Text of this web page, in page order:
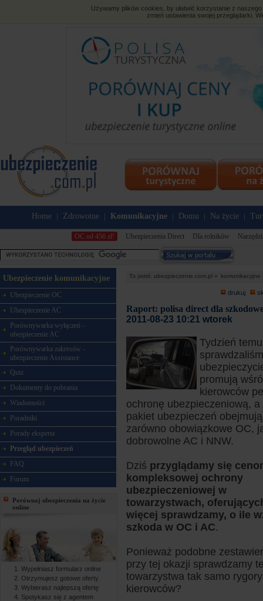
Używamy plików cookies, by ułatwić korzystanie z
zmień ustawienia swojej przeglądarki.
Home Zdrowotne Komunikacyjne Domu Na życie
OC od 456 zł! Ubezpieczenia Direct Dla rolników
Ubezpieczenie komunikacyjne
Ubezpieczenie OC
Ubezpieczenie AC
Porównywarka wyłączeń -
ubezpieczenie AC
Porównywarka zakresów -
ubezpieczenie Assistance
Quiz
Dokumenty do pobrania
Wiadomości
Poradniki
Porady eksperta
Przegląd ubezpieczeń
FAQ
Forum
Porównaj ubezpieczenia na życie
online
Wypełniasz formularz online
Otrzymujesz gotowe oferty
Wybierasz najlepszą ofertę
Spotykasz się z agentem
Tu jesteś: ubezpieczenie.com.pl » komunikacyjne
drukuj
Raport: polisa direct dla
2011-08-23 10:21 wtorek
Tydzień temu
promują
kierowców
ochronę ubezpieczeniową, a
pakiet ubezpieczeń
zarówno obowiązkowe OC,
dobrowolne AC i NNW.
Dziś przyglądamy się
kompleksowej ochrony
ubezpieczeniowej w
towarzystwach,
więcej sprawdzamy, o ile
szkoda w OC i AC.
Ponieważ podobne
przy tej okazji sprawdzamy
towarzystwa tak samo
kierowców?